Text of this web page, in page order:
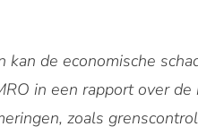
kan de economische
in een rapport over de
zoals